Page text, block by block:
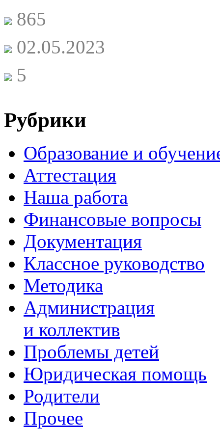
865
02.05.2023
5
Рубрики
Образование и
Аттестация
Наша работа
Финансовые вопросы
Документация
Классное руководство
Методика
Администрация
и коллектив
Проблемы детей
Юридическая помощь
Родители
Прочее